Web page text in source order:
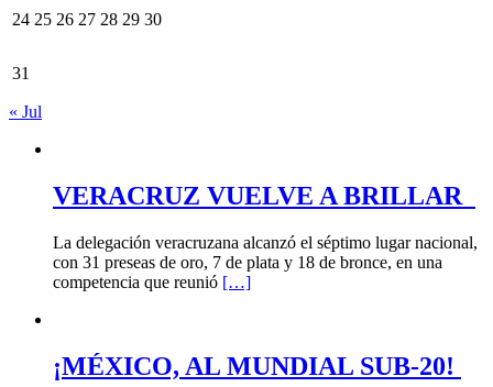
24 25 26 27 28 29 30
31
« Jul
VERACRUZ VUELVE A BRILLAR
La delegación veracruzana alcanzó el séptimo lugar nacional,
con 31 preseas de oro, 7 de plata y 18 de bronce, en una
competencia que reunió […]
¡MÉXICO, AL MUNDIAL SUB-20!